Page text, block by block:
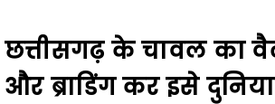
छत्तीसगढ़ के चावल का
और ब्राडिंग कर इसे